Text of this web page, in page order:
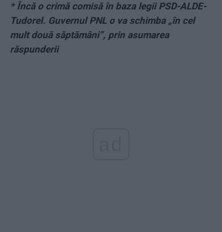
*Încă o crimă comisă în baza legii PSD-ALDE-
Tudorel. Guvernul PNL o va schimba „în cel
mult două săptămâni”, prin asumarea
răspunderii